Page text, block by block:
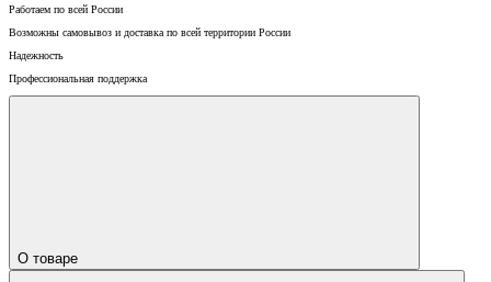
Работаем по всей России
Возможны самовывоз и доставка по всей территории России
Надежность
Профессиональная поддержка
О товаре